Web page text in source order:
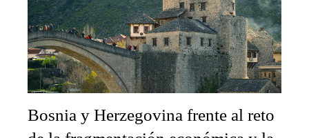
Bosnia y Herzegovina frente al reto